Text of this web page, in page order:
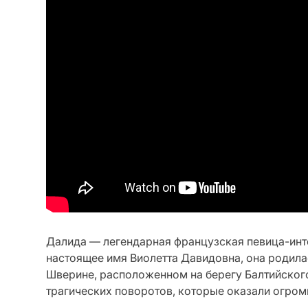
Далида — легендарная французская певица-
настоящее имя Виолетта Давидовна, она
Шверине, расположенном на берегу
трагических поворотов, которые оказали